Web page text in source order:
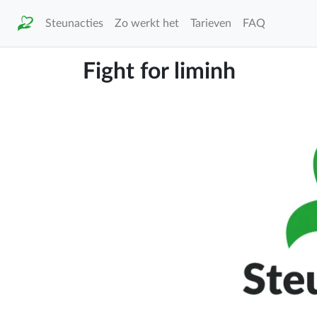
Steunacties Zo werkt het Tarieven FAQ
Fight for liminh